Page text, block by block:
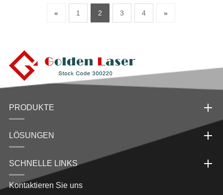
« 1 2 3 4 »
PRODUKTE
LÖSUNGEN
SCHNELLE LINKS
Kontaktieren Sie uns